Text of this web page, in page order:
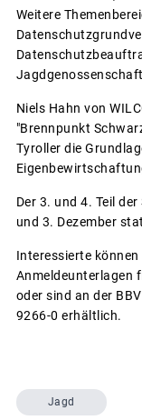
Weitere
Niels Hahn von
"Brennpunkt
Tyroller die
Der 3. und 4. Teil
und 3. Dezember
Interessierte
Anmeldeunterlagen
oder sind an der
9266-0 erhältlich.
Jagd